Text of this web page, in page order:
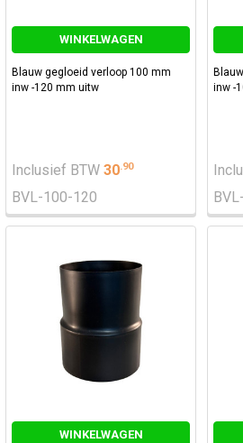
WINKELWAGEN
Blauw gegloeid verloop 100 mm
inw -120 mm uitw
Inclusief BTW 30.90
BVL-100-120
inw -
WINKELWAGEN